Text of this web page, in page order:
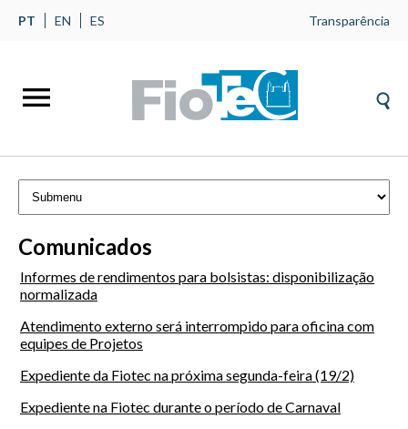
PT EN ES Transparência
Comunicados
Informes de rendimentos para bolsistas: disponibilização
normalizada
Atendimento externo será interrompido para oficina com
equipes de Projetos
Expediente da Fiotec na próxima segunda-feira (19/2)
Expediente na Fiotec durante o período de Carnaval